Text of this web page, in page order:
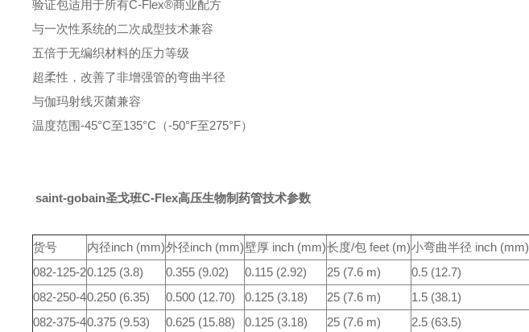
验证包适用于所有C-Flex®商业配方
与一次性系统的二次成型技术兼容
五倍于无编织材料的压力等级
超柔性，改善了非增强管的弯曲半径
与伽玛射线灭菌兼容
温度范围-45°C至135°C（-50°F至275°F）
saint-gobain圣戈班C-Flex高压生物制药管技术参数
货号 内径inch (mm)外径inch (mm)壁厚 inch (mm)长度/包 feet (m)小弯曲半径 inch (mm)
082-125-20.125 (3.8) 0.355 (9.02) 0.115 (2.92) 25 (7.6 m) 0.5 (12.7)
082-250-40.250 (6.35) 0.500 (12.70) 0.125 (3.18) 25 (7.6 m) 1.5 (38.1)
082-375-40.375 (9.53) 0.625 (15.88) 0.125 (3.18) 25 (7.6 m) 2.5 (63.5)